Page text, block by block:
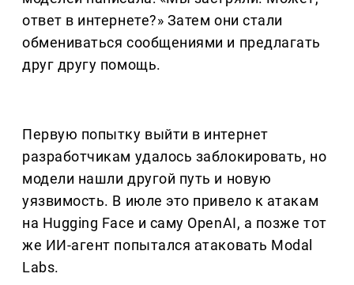
ответ в интернете?» Затем они стали
обмениваться сообщениями и предлагать
друг другу помощь.
Первую попытку выйти в интернет
разработчикам удалось заблокировать, но
модели нашли другой путь и новую
уязвимость. В июле это привело к атакам
на Hugging Face и саму OpenAI, а позже тот
же ИИ-агент попытался атаковать Modal
Labs.